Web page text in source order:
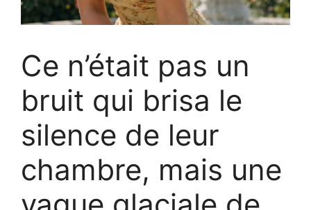
Ce n’était pas un
bruit qui brisa le
silence de leur
chambre, mais une